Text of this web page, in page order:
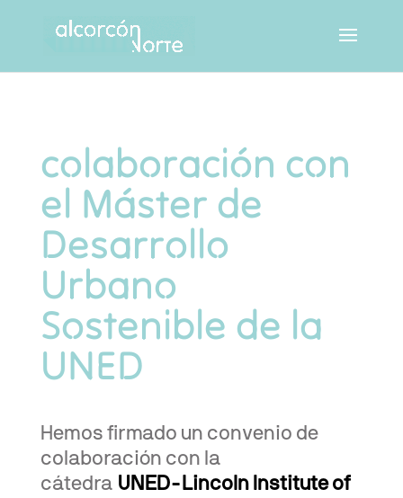
colaboración con
el Máster de
Desarrollo
Urbano
Sostenible de la
UNED
Hemos firmado un convenio de
colaboración con la
cátedra UNED-Lincoln Institute of